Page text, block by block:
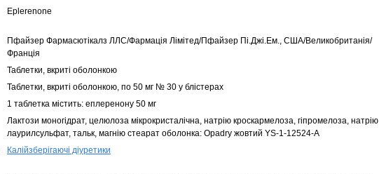
Eplerenone
Пфайзер Фармасютікалз ЛЛС/Фармація Лімітед/Пфайзер Пі.Джі.Ем., США/Великобританія/
Франція
Таблетки, вкриті оболонкою
Таблетки, вкриті оболонкою, по 50 мг № 30 у блістерах
1 таблетка містить: еплеренону 50 мг
Лактози моногідрат, целюлоза мікрокристалічна, натрію кроскармелоза, гіпромелоза, натрію
лаурилсульфат, тальк, магнію стеарат оболонка: Opadry жовтий YS-1-12524-А
Калійзберігаючі діуретики